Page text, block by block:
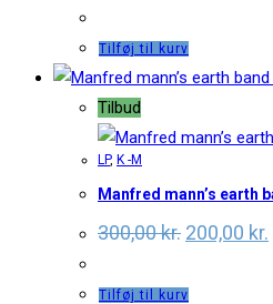
Tilføj til kurv
Tilbud
LP, K -M
Manfred mann’s earth
300,00kr. 200,00 kr.
Tilføj til kurv